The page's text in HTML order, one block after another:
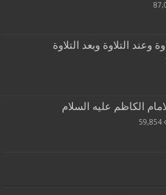
وعند التلاوة وبعد التلاوة
الكاظم عليه السلام
59,854